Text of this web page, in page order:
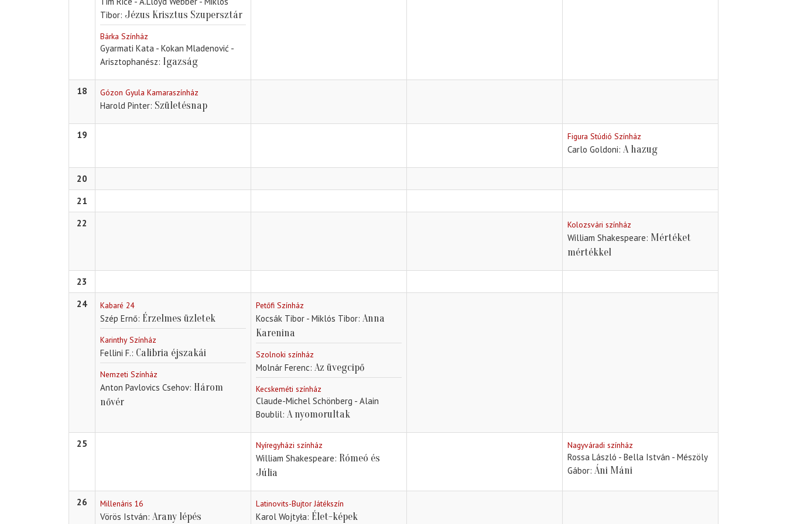
Tibor Jézus Krisztus Szupersztár
Bárka Színház
Gyarmati Kata - Kokan Mladenović -
Arisztophanész Igazság
18 Gózon Gyula Kamaraszínház
Harold Pinter Születésnap
19 Figura Stúdió Színház
Carlo Goldoni A hazug
20
21
22
Kolozsvári színház
William Shakespeare Mértéket
mértékkel
23
24
Kabaré 24
Szép Ernő Érzelmes üzletek
Karinthy Színház
Fellini F. Calibria éjszakái
Nemzeti Színház
Anton Pavlovics Csehov Három
nővér
Petőfi Színház
Kocsák Tibor - Miklós Tibor Anna
Karenina
Szolnoki színház
Molnár Ferenc Az üvegcipő
Kecskeméti színház
Claude-Michel Schönberg - Alain
Boublil A nyomorultak
25 Nyíregyházi színház
William Shakespeare Rómeó és
Júlia
Nagyváradi színház
Rossa László - Bella István - Mészöly
Gábor Áni Máni
26 Millenáris 16
Vörös István Arany lépés
Latinovits-Bujtor Játékszín
Karol Wojtyła Élet-képek